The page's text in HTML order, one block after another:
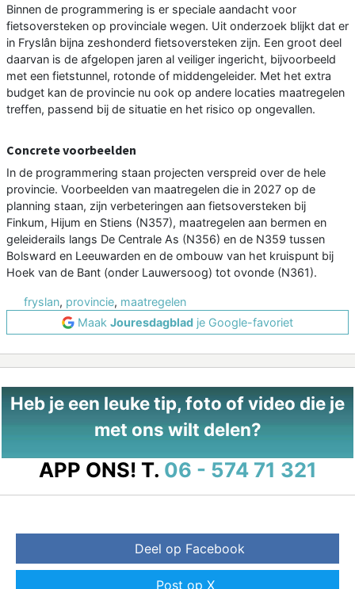
Binnen de programmering is er speciale aandacht voor
fietsoversteken op provinciale wegen. Uit onderzoek blijkt dat er
in Fryslân bijna zeshonderd fietsoversteken zijn. Een groot deel
daarvan is de afgelopen jaren al veiliger ingericht, bijvoorbeeld
met een fietstunnel, rotonde of middengeleider. Met het extra
budget kan de provincie nu ook op andere locaties maatregelen
treffen, passend bij de situatie en het risico op ongevallen.
Concrete voorbeelden
In de programmering staan projecten verspreid over de hele
provincie. Voorbeelden van maatregelen die in 2027 op de
planning staan, zijn verbeteringen aan fietsoversteken bij
Finkum, Hijum en Stiens (N357), maatregelen aan bermen en
geleiderails langs De Centrale As (N356) en de N359 tussen
Bolsward en Leeuwarden en de ombouw van het kruispunt bij
Hoek van de Bant (onder Lauwersoog) tot ovonde (N361).
fryslan, provincie, maatregelen
Maak Jouresdagblad je Google-favoriet
Heb je een leuke tip, foto of video die je
met ons wilt delen?
APP ONS! T. 06 - 574 71 321
Deel op Facebook
Post op X